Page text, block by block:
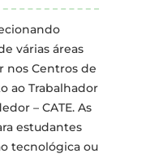
várias áreas
nos Centros de
ao Trabalhador
– CATE. As
estudantes
tecnológica ou